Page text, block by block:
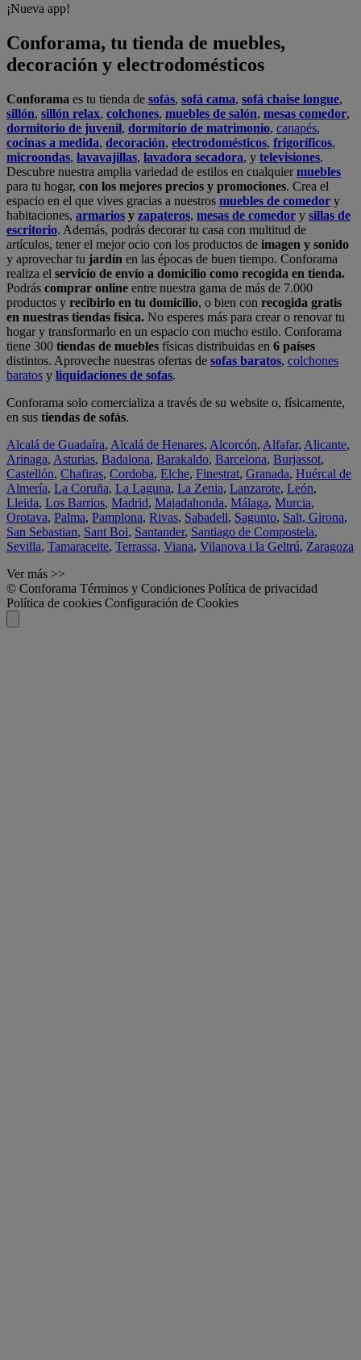
¡Nueva app!
Conforama, tu tienda de muebles,
decoración y electrodomésticos
Conforama es tu tienda de sofás, sofá cama, sofá chaise longue,
sillón, sillón relax, colchones, muebles de salón, mesas comedor,
dormitorio de juvenil, dormitorio de matrimonio, canapés,
cocinas a medida, decoración, electrodomésticos, frigoríficos,
microondas, lavavajillas, lavadora secadora, y televisiones.
Descubre nuestra amplia variedad de estilos en cualquiermuebles
para tu hogar, con los mejores precios y promociones. Crea el
espacio en el que vives gracias a nuestros muebles de comedor y
habitaciones, armarios y zapateros, mesas de comedor y sillas de
escritorio. Además, podrás decorar tu casa con multitud de
artículos, tener el mejor ocio con los productos de imagen y sonido
y aprovechar tu jardín en las épocas de buen tiempo. Conforama
realiza el servicio de envío a domicilio como recogida en tienda.
Podrás comprar online entre nuestra gama de más de 7.000
productos y recibirlo en tu domicilio, o bien con recogida gratis
en nuestras tiendas física. No esperes más para crear o renovar tu
hogar y transformarlo en un espacio con mucho estilo. Conforama
tiene 300 tiendas de muebles físicas distribuidas en 6 países
distintos. Aproveche nuestras ofertas de sofas baratos, colchones
baratos y liquidaciones de sofas.
Conforama solo comercializa a través de su website o, físicamente,
en sus tiendas de sofás.
Alcalá de Guadaíra, Alcalá de Henares, Alcorcón, Alfafar, Alicante,
Arinaga, Asturias, Badalona, Barakaldo, Barcelona, Burjassot,
Castellón, Chafiras, Cordoba, Elche, Finestrat, Granada, Huércal de
Almería, La Coruña, La Laguna, La Zenia, Lanzarote, León,
Lleida, Los Barrios, Madrid, Majadahonda, Málaga, Murcia,
Orotava, Palma, Pamplona, Rivas, Sabadell, Sagunto, Salt, Girona,
San Sebastian, Sant Boi, Santander, Santiago de Compostela,
Sevilla, Tamaraceite, Terrassa, Viana, Vilanova i la Geltrú, Zaragoza
Ver más >>
© Conforama Términos y Condiciones Política de privacidad
Política de cookies Configuración de Cookies